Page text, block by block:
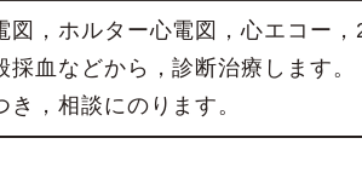
図，ホルター心電図，心エコー
採血などから，診断治療します。
，相談にのります。